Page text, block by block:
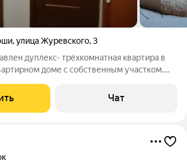
,улица Журевского,3
дуплекс- трёхкомнатная квартира в
доме с собственным участком.
санузел отделан современной кафельной
Чат